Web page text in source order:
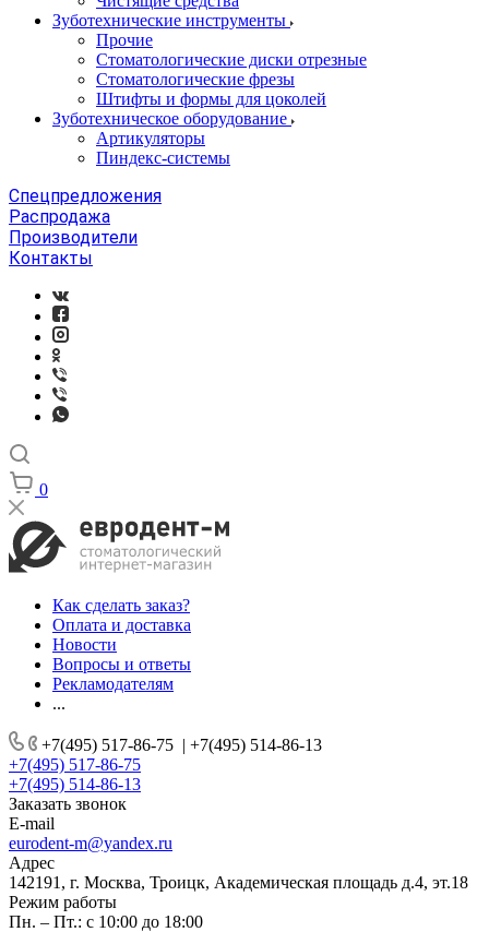
Зуботехнические инструменты
Прочие
Стоматологические диски отрезные
Стоматологические фрезы
Штифты и формы для цоколей
Зуботехническое оборудование
Артикуляторы
Пиндекс-системы
Спецпредложения
Распродажа
Производители
Контакты
0
Как сделать заказ?
Оплата и доставка
Новости
Вопросы и ответы
Рекламодателям
...
+7(495) 517-86-75 | +7(495) 514-86-13
+7(495) 517-86-75
+7(495) 514-86-13
Заказать звонок
E-mail
eurodent-m@yandex.ru
Адрес
142191, г. Москва, Троицк, Академическая площадь д.4, эт.18
Режим работы
Пн. – Пт.: с 10:00 до 18:00